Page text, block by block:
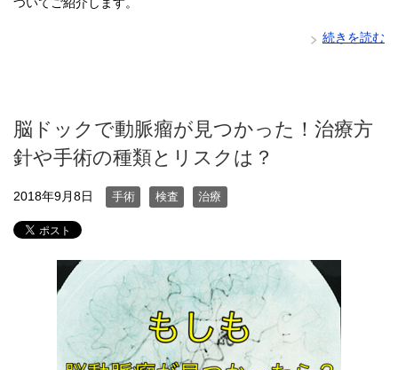
続きを読む
脳ドックで動脈瘤が見つかった！治療方
針や手術の種類とリスクは？
2018年9月8日 手術 検査 治療